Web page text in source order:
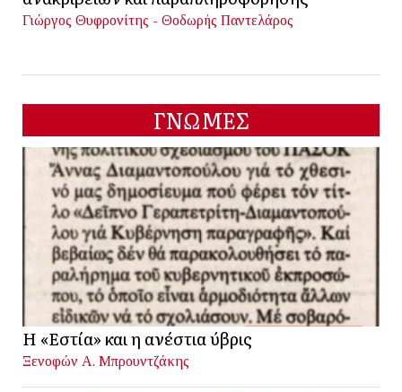
Γιώργος Θυφρονίτης - Θοδωρής Παντελάρος
ΓΝΩΜΕΣ
Η «Εστία» και η ανέστια ύβρις
Ξενοφών Α. Μπρουντζάκης